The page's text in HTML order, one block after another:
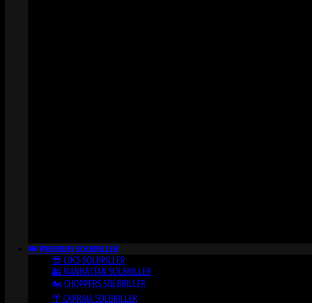
👑 PREMIUM SOLBRILLER
😎 LOCS SOLBRILLER
🌆 MANHATTAN SOLBRILLER
🏍️ CHOPPERS SOLBRILLER
🌴 CAPRAIA SOLBRILLER